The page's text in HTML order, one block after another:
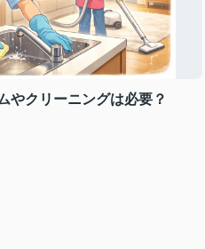
やクリーニングは必要？